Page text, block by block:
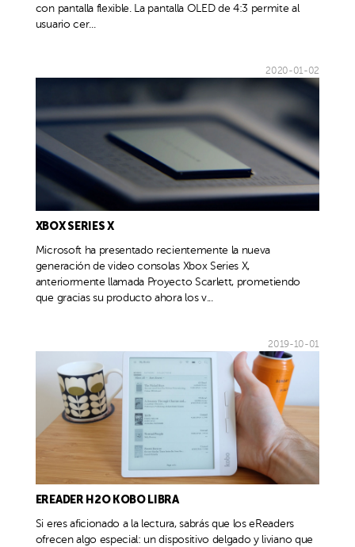
con pantalla flexible. La pantalla OLED de 4:3 permite al
usuario cer...
2020-01-02
XBOX SERIES X
Microsoft ha presentado recientemente la nueva
generación de video consolas Xbox Series X,
anteriormente llamada Proyecto Scarlett, prometiendo
que gracias su producto ahora los v...
2019-10-01
EREADER H2O KOBO LIBRA
Si eres aficionado a la lectura, sabrás que los eReaders
ofrecen algo especial: un dispositivo delgado y liviano que